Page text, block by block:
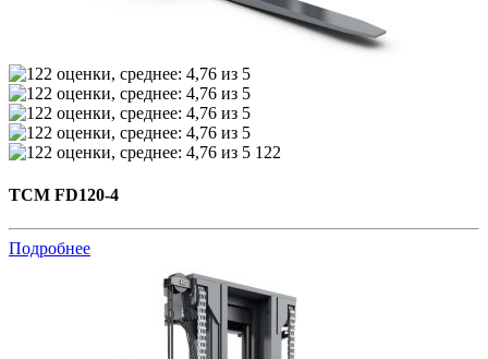
122
TCM FD120-4
Подробнее